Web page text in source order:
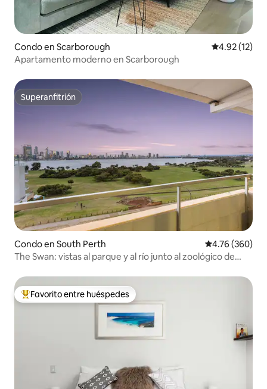
Condo en Scarborough Calificación
4.92 (12)
Apartamento moderno en Scarborough
Superanfitrión
Superanfitrión
Condo en South Perth Calificación
4.76 (360)
The Swan: vistas al parque y al río junto al zoológico de
Favorito entre huéspedes preferido
Favorito entre huéspedes